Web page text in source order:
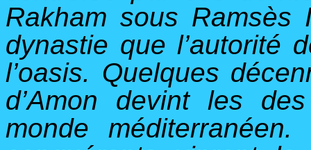
Rakham sous Ramsès
dynastie que l’autorité
l’oasis. Quelques
d’Amon devint les
monde